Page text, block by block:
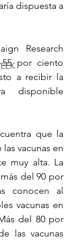
dispuesta a
Research
por ciento
a recibir la
disponible
que la
vacunas en
muy alta. La
del 90 por
conocen al
vacunas en
del 80 por
las vacunas